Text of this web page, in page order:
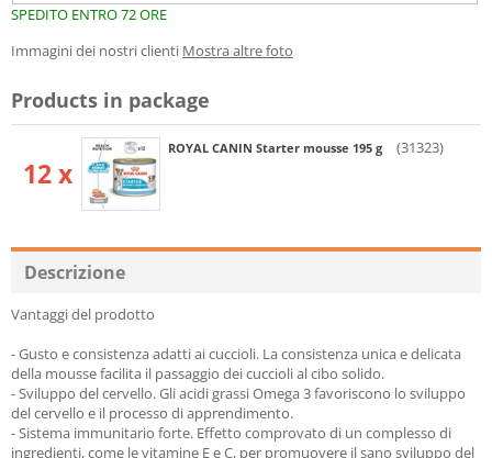
SPEDITO ENTRO 72 ORE
Immagini dei nostri clienti Mostra altre foto
Products in package
12 x
ROYAL CANIN Starter mousse 195 g (31323)
Descrizione
Vantaggi del prodotto
- Gusto e consistenza adatti ai cuccioli. La consistenza unica e delicata
della mousse facilita il passaggio dei cuccioli al cibo solido.
- Sviluppo del cervello. Gli acidi grassi Omega 3 favoriscono lo sviluppo
del cervello e il processo di apprendimento.
- Sistema immunitario forte. Effetto comprovato di un complesso di
ingredienti, come le vitamine E e C, per promuovere il sano sviluppo del